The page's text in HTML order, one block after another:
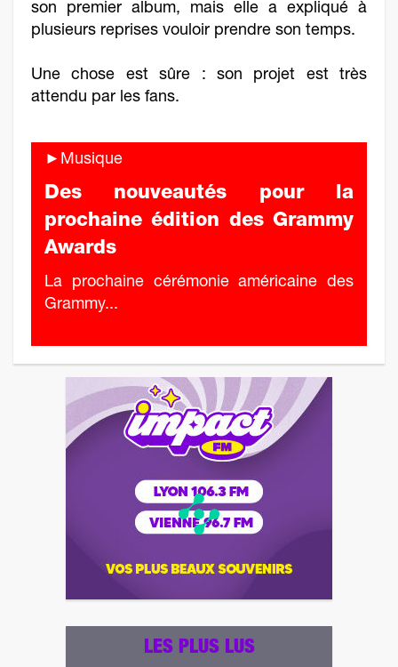
son premier album, mais elle a expliqué à
plusieurs reprises vouloir prendre son temps.
Une chose est sûre : son projet est très
attendu par les fans.
►Musique
Des nouveautés pour la
prochaine édition des Grammy
Awards
La prochaine cérémonie américaine des
Grammy...
LES PLUS LUS